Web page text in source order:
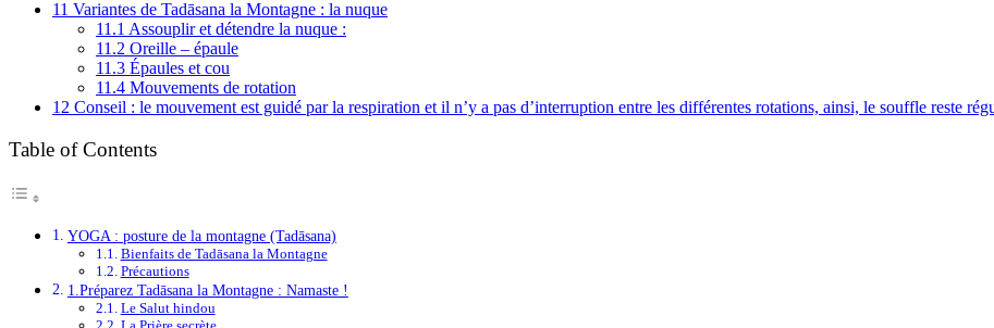
11 Variantes de Tadāsana la Montagne : la nuque
11.1 Assouplir et détendre la nuque :
11.2 Oreille – épaule
11.3 Épaules et cou
11.4 Mouvements de rotation
12 Conseil : le mouvement est guidé par la respiration et il n’y a pas d’interruption entre les différentes rotations, ainsi, le souffle reste
Table of Contents
YOGA : posture de la montagne (Tadāsana)
Bienfaits de Tadāsana la Montagne
Précautions
1.Préparez Tadāsana la Montagne : Namaste !
Le Salut hindou